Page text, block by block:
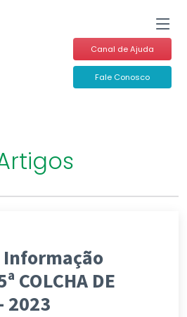
Canal de Ajuda
Fale Conosco
Informação
COLCHA DE
2023